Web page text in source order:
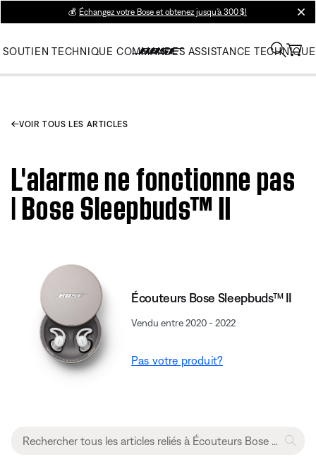
💰 Échangez votre Bose et obtenez jusqu’à 300 $!
SOUTIEN TECHNIQUE COMMANDES ASSISTANCE TECHNIQUE
VOIR TOUS LES ARTICLES
L'alarme ne fonctionne pas
| Bose Sleepbuds™ II
Écouteurs Bose Sleepbuds™ II
Vendu entre 2020 - 2022
Pas votre produit?